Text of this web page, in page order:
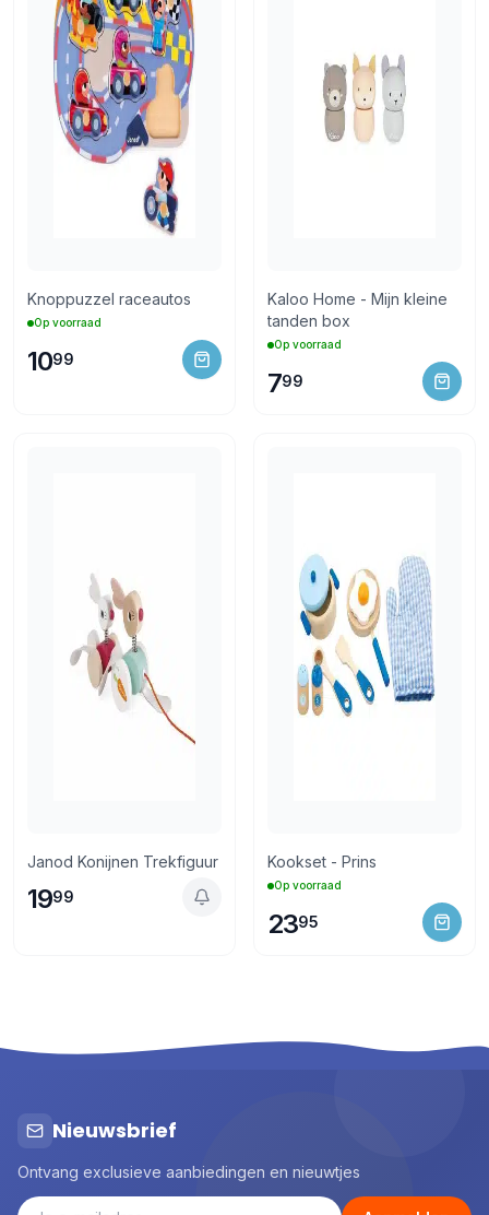
Knoppuzzel raceautos
Op voorraad
1099
Kaloo Home - Mijn kleine
tanden box
Op voorraad
799
Janod Konijnen Trekfiguur
1999
Kookset - Prins
Op voorraad
2395
Nieuwsbrief
Ontvang exclusieve aanbiedingen en nieuwtjes